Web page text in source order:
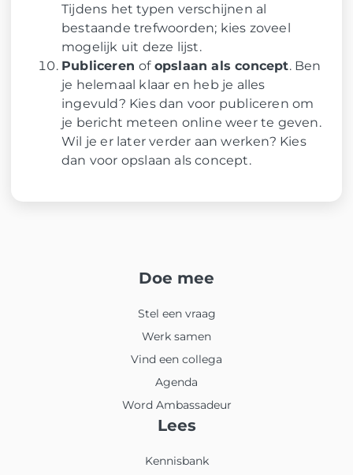
Tijdens het typen verschijnen al
bestaande trefwoorden; kies zoveel
mogelijk uit deze lijst.
Publicerenof opslaan als concept. Ben
je helemaal klaar en heb je alles
ingevuld? Kies dan voor publiceren om
je bericht meteen online weer te geven.
Wil je er later verder aan werken? Kies
dan voor opslaan als concept.
Doe mee
Stel een vraag
Werk samen
Vind een collega
Agenda
Word Ambassadeur
Lees
Kennisbank